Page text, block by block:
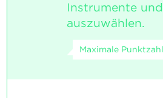
Instrumente
auszuwählen.
Maximale